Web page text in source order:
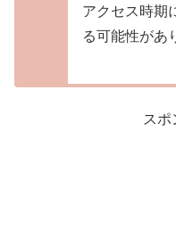
アクセス時期
る可能性があ
スポ